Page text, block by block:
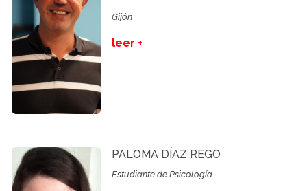
Gijón
leer +
PALOMA DÍAZ REGO
Estudiante de Psicología